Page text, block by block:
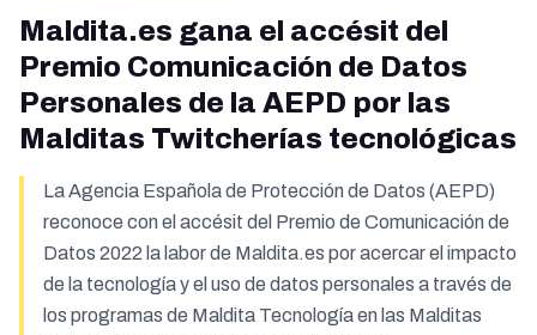
Maldita.es gana el accésit del
Premio Comunicación de Datos
Personales de la AEPD por las
Malditas Twitcherías tecnológicas
La Agencia Española de Protección de Datos (AEPD)
reconoce con el accésit del Premio de Comunicación de
Datos 2022 la labor de Maldita.es por acercar el impacto
de la tecnología y el uso de datos personales a través de
los programas de Maldita Tecnología en las Malditas